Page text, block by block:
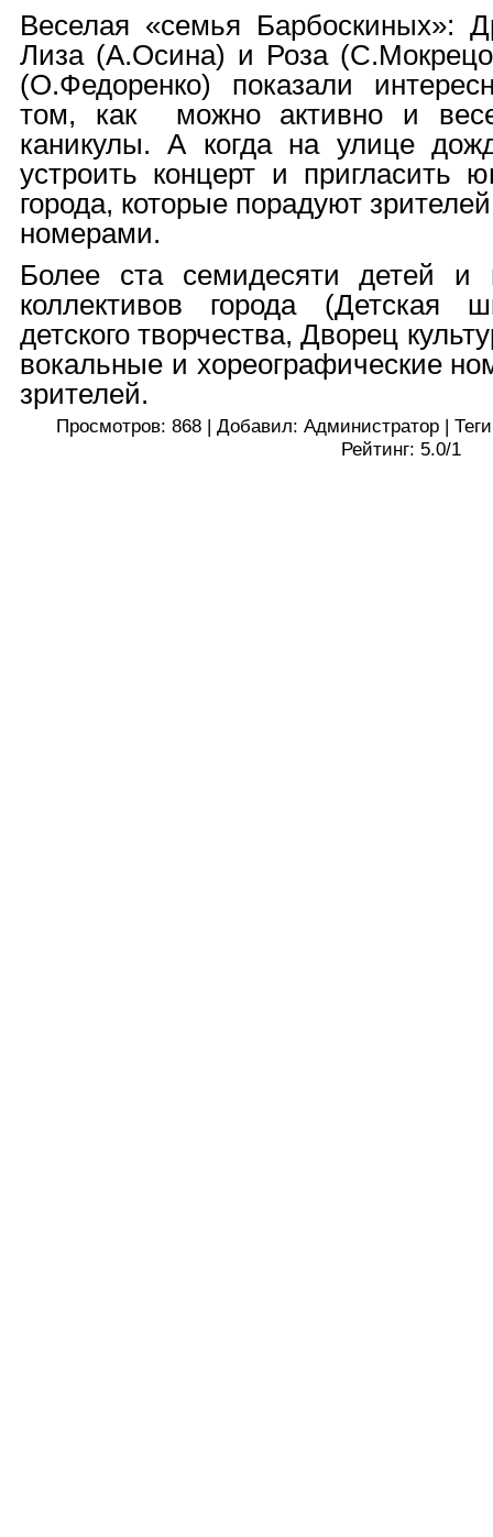
Веселая «семья Барбоскиных»:
Лиза (А.Осина) и Роза
(О.Федоренко) показали
том, как можно активно и
каникулы. А когда на улице
устроить концерт и пригласить
города, которые порадуют
номерами.
Более ста семидесяти детей и
коллективов города (Детская
детского творчества, Дворец
вокальные и хореографические
зрителей.
Просмотров: 868 | Добавил: Администратор | Теги
Рейтинг: 5.0/1